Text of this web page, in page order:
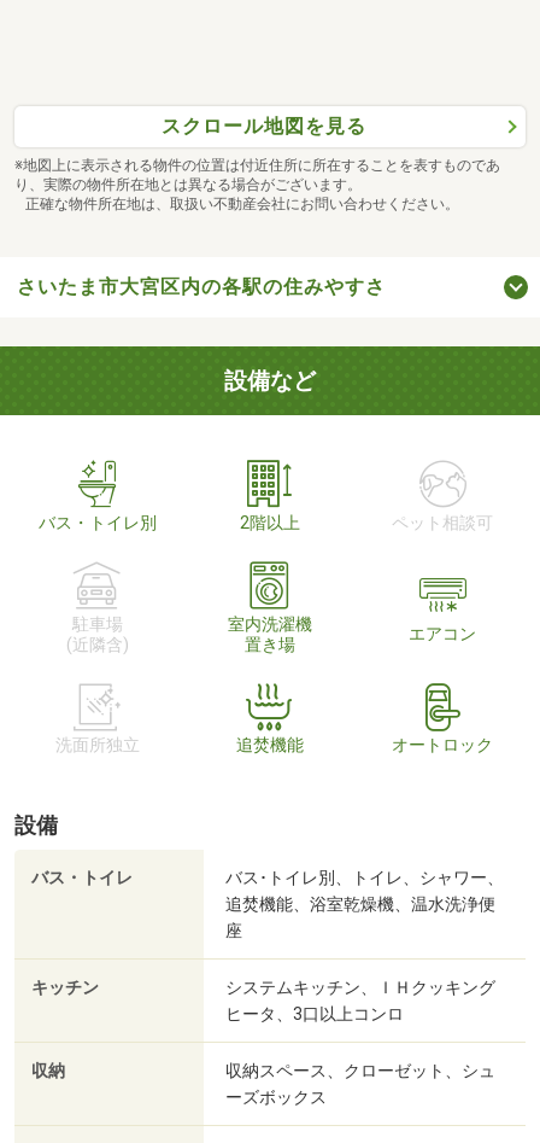
スクロール地図を見る
※地図上に表示される物件の位置は付近住所に所在することを表すものであ
り、実際の物件所在地とは異なる場合がございます。
正確な物件所在地は、取扱い不動産会社にお問い合わせください。
さいたま市大宮区内の各駅の住みやすさ
設備など
バス・トイレ別 2階以上 ペット相談可
駐車場
(近隣含)
室内洗濯機
置き場
エアコン
洗面所独立 追焚機能 オートロック
設備
バス・トイレ
バス･トイレ別、トイレ、シャワー、
追焚機能、浴室乾燥機、温水洗浄便
座
キッチン
システムキッチン、ＩＨクッキング
ヒータ、3口以上コンロ
収納
収納スペース、クローゼット、シュ
ーズボックス